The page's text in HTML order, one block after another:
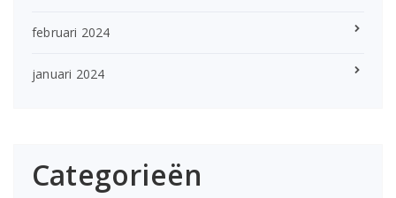
februari 2024
januari 2024
Categorieën